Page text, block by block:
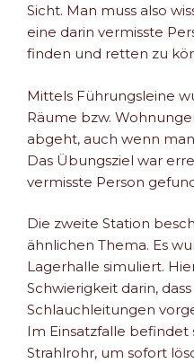
Sicht. Man muss also
eine darin vermisste
finden und retten zu
Mittels Führungsleine
Räume bzw.
abgeht, auch wenn
Das Übungsziel war
vermisste Person
Die zweite Station
ähnlichen Thema. Es
Lagerhalle simuliert.
Schwierigkeit darin,
Schlauchleitungen
Im Einsatzfalle befindet
Strahlrohr, um sofort